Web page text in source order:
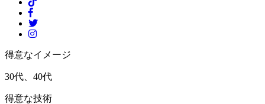
得意なイメージ
30代、40代
得意な技術